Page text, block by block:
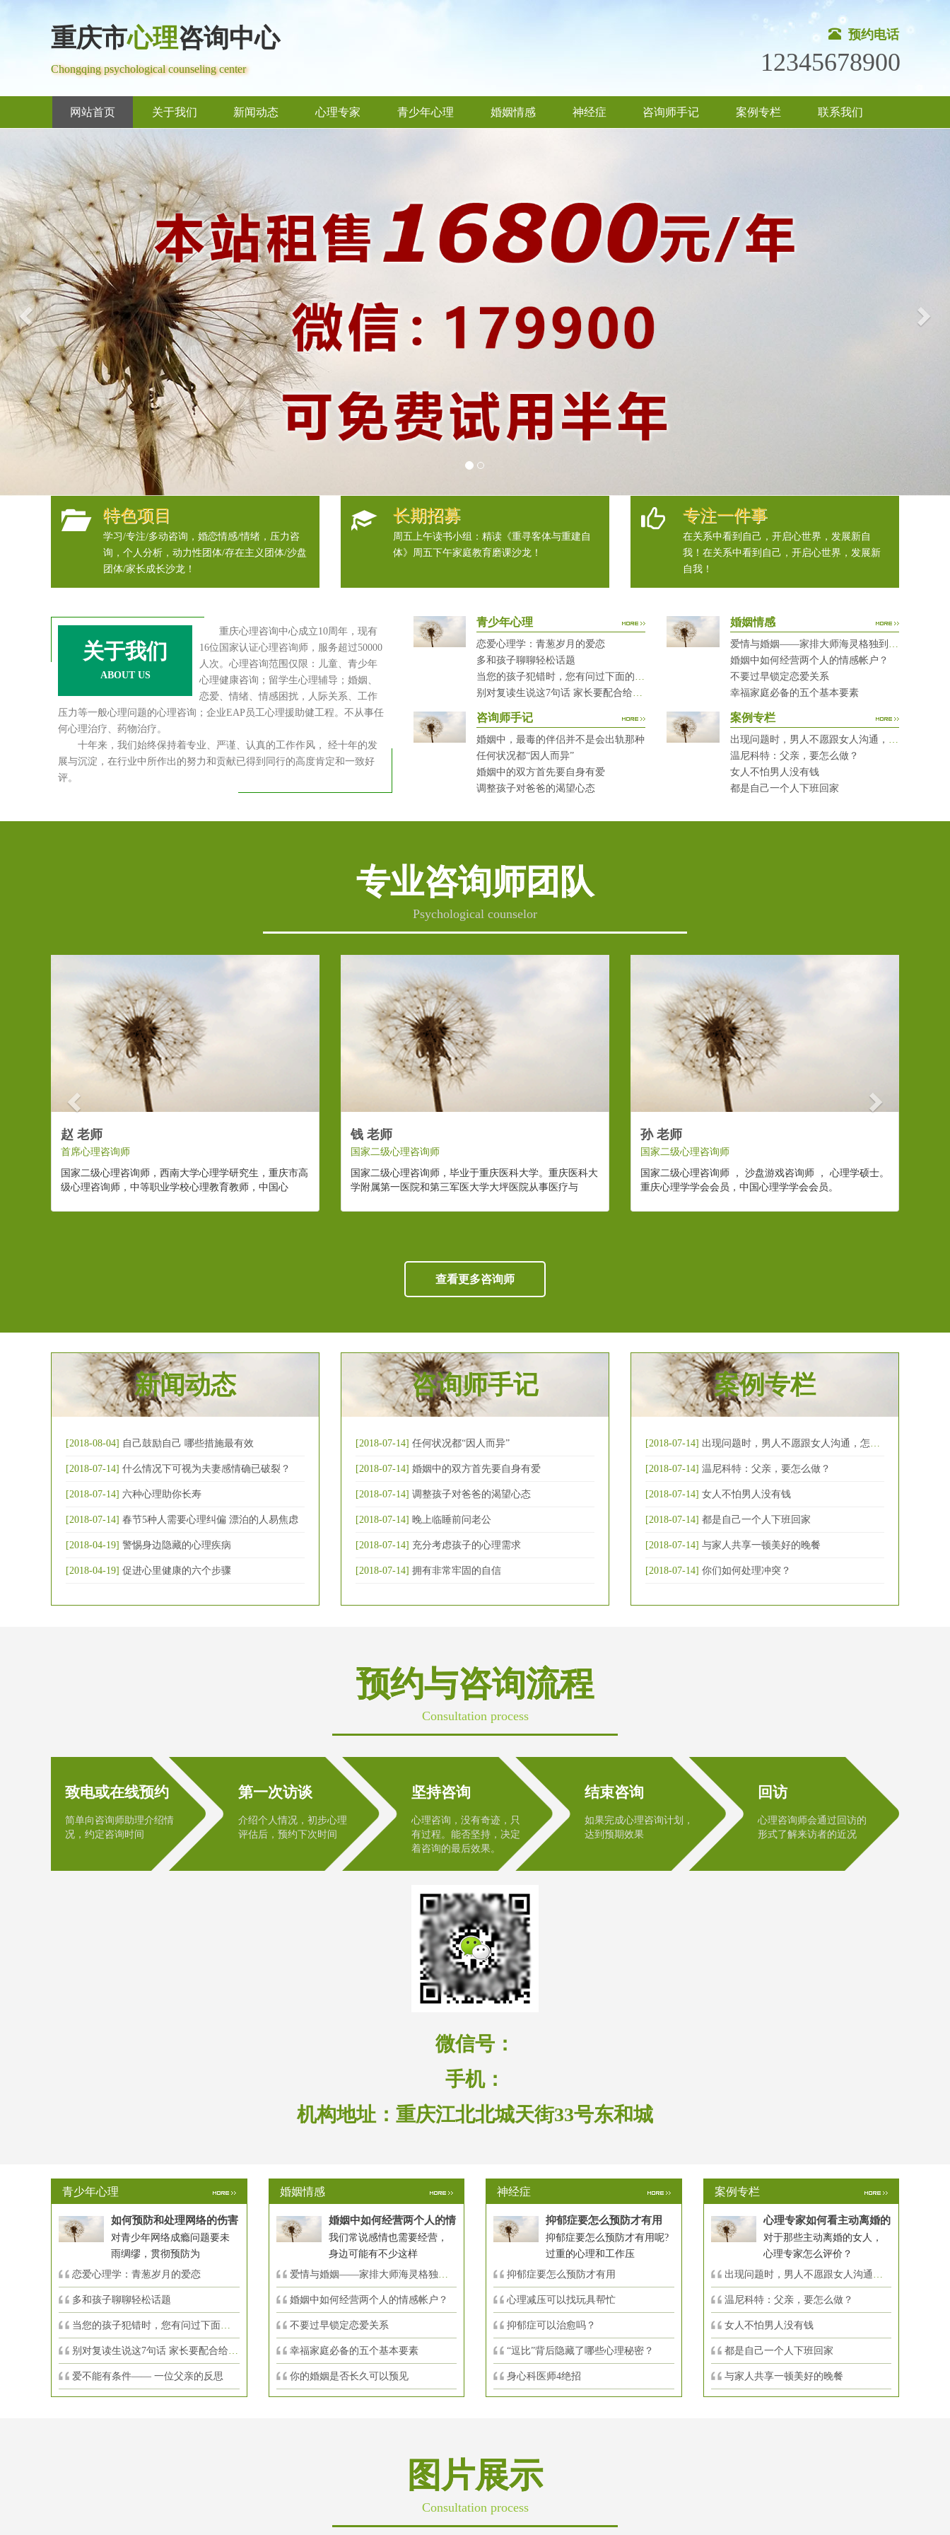
重庆市心理咨询中心
Chongqing psychological counseling center
预约电话
12345678900
网站首页 关于我们 新闻动态 心理专家 青少年心理 婚姻情感 神经症 咨询师手记 案例专栏 联系我们
特色项目
学习/专注/多动咨询，婚恋情感/情绪，压力咨
询，个人分析，动力性团体/存在主义团体/沙盘
团体/家长成长沙龙！
长期招募
周五上午读书小组：精读《重寻客体与重建自
体》周五下午家庭教育磨课沙龙！
专注一件事
在关系中看到自己，开启心世界，发展新自
我！在关系中看到自己，开启心世界，发展新
自我！
关于我们
ABOUT US
重庆心理咨询中心成立10周年，现有
16位国家认证心理咨询师，服务超过50000
人次。心理咨询范围仅限：儿童、青少年
心理健康咨询；留学生心理辅导；婚姻、
恋爱、情绪、情感困扰，人际关系、工作
压力等一般心理问题的心理咨询；企业EAP员工心理援助健工程。不从事任
何心理治疗、药物治疗。
十年来，我们始终保持着专业、严谨、认真的工作作风， 经十年的发
展与沉淀，在行业中所作出的努力和贡献已得到同行的高度肯定和一致好
评。
青少年心理
恋爱心理学：青葱岁月的爱恋
多和孩子聊聊轻松话题
当您的孩子犯错时，您有问过下面的8个问题吗？
别对复读生说这7句话 家长要配合给＂高四＂生解
婚姻情感
爱情与婚姻——家排大师海灵格独到的见解
婚姻中如何经营两个人的情感帐户？
不要过早锁定恋爱关系
幸福家庭必备的五个基本要素
咨询师手记
婚姻中，最毒的伴侣并不是会出轨那种
任何状况都“因人而异”
婚姻中的双方首先要自身有爱
调整孩子对爸爸的渴望心态
案例专栏
出现问题时，男人不愿跟女人沟通，怎么破？
温尼科特：父亲，要怎么做？
女人不怕男人没有钱
都是自己一个人下班回家
专业咨询师团队
Psychological counselor
赵 老师
首席心理咨询师
国家二级心理咨询师，西南大学心理学研究生，重庆市高
级心理咨询师，中等职业学校心理教育教师，中国心
钱 老师
国家二级心理咨询师
国家二级心理咨询师，毕业于重庆医科大学。重庆医科大
学附属第一医院和第三军医大学大坪医院从事医疗与
孙 老师
国家二级心理咨询师
国家二级心理咨询师 ， 沙盘游戏咨询师 ， 心理学硕士。
重庆心理学学会会员，中国心理学学会会员。
查看更多咨询师
新闻动态
[2018-08-04] 自己鼓励自己 哪些措施最有效
[2018-07-14] 什么情况下可视为夫妻感情确已破裂？
[2018-07-14] 六种心理助你长寿
[2018-07-14] 春节5种人需要心理纠偏 漂泊的人易焦虑
[2018-04-19] 警惕身边隐藏的心理疾病
[2018-04-19] 促进心里健康的六个步骤
咨询师手记
[2018-07-14] 任何状况都“因人而异”
[2018-07-14] 婚姻中的双方首先要自身有爱
[2018-07-14] 调整孩子对爸爸的渴望心态
[2018-07-14] 晚上临睡前问老公
[2018-07-14] 充分考虑孩子的心理需求
[2018-07-14] 拥有非常牢固的自信
案例专栏
[2018-07-14] 出现问题时，男人不愿跟女人沟通，怎么破
[2018-07-14] 温尼科特：父亲，要怎么做？
[2018-07-14] 女人不怕男人没有钱
[2018-07-14] 都是自己一个人下班回家
[2018-07-14] 与家人共享一顿美好的晚餐
[2018-07-14] 你们如何处理冲突？
预约与咨询流程
Consultation process
致电或在线预约
简单向咨询师助理介绍情
况，约定咨询时间
第一次访谈
介绍个人情况，初步心理
评估后，预约下次时间
坚持咨询
心理咨询，没有奇迹，只
有过程。能否坚持，决定
着咨询的最后效果。
结束咨询
如果完成心理咨询计划，
达到预期效果
回访
心理咨询师会通过回访的
形式了解来访者的近况
微信号：
手机：
机构地址： 重庆江北北城天街33号东和城
青少年心理
如何预防和处理网络的伤害
对青少年网络成瘾问题要未
雨绸缪，贯彻预防为
恋爱心理学：青葱岁月的爱恋
多和孩子聊聊轻松话题
当您的孩子犯错时，您有问过下面的8个问
别对复读生说这7句话 家长要配合给＂高
爱不能有条件—— 一位父亲的反思
婚姻情感
婚姻中如何经营两个人的情
我们常说感情也需要经营，
身边可能有不少这样
爱情与婚姻——家排大师海灵格独到的见
婚姻中如何经营两个人的情感帐户？
不要过早锁定恋爱关系
幸福家庭必备的五个基本要素
你的婚姻是否长久可以预见
神经症
抑郁症要怎么预防才有用
抑郁症要怎么预防才有用呢?
过重的心理和工作压
抑郁症要怎么预防才有用
心理减压可以找玩具帮忙
抑郁症可以治愈吗？
“逗比”背后隐藏了哪些心理秘密？
身心科医师4绝招
案例专栏
心理专家如何看主动离婚的
对于那些主动离婚的女人，
心理专家怎么评价？
出现问题时，男人不愿跟女人沟通，怎么
温尼科特：父亲，要怎么做？
女人不怕男人没有钱
都是自己一个人下班回家
与家人共享一顿美好的晚餐
图片展示
Consultation process